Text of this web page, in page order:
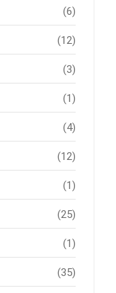
(6)
(12)
(3)
(1)
(4)
(12)
(1)
(25)
(1)
(35)